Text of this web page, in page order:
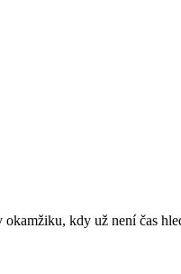
kdy už není čas